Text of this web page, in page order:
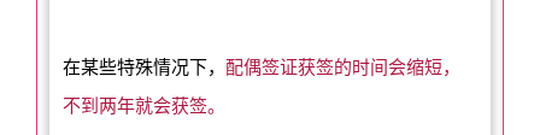
在某些特殊情况下， 配偶签证获签的时间会缩短，
不到两年就会获签。